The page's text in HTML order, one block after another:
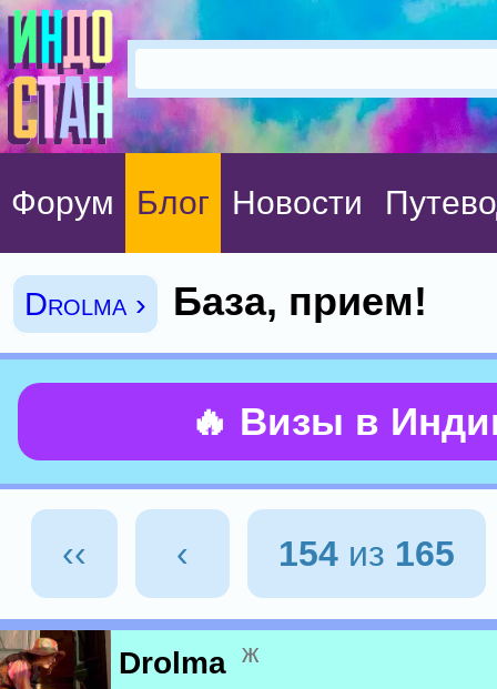
Форум Блог Новости
Drolma › База, прием!
🔥 Визы в
‹‹ ‹ 154из 165
Drolma ж